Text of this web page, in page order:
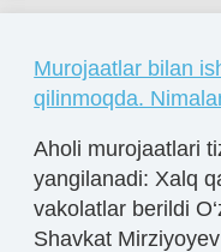
Murojaatlar bilan
qilinmoqda.
Aholi murojaatlari
yangilanadi: Xalq
vakolatlar berildi
Shavkat